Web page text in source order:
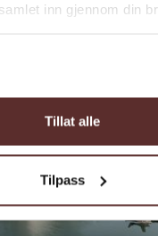
inn gjennom din
Tillat alle
Tilpass